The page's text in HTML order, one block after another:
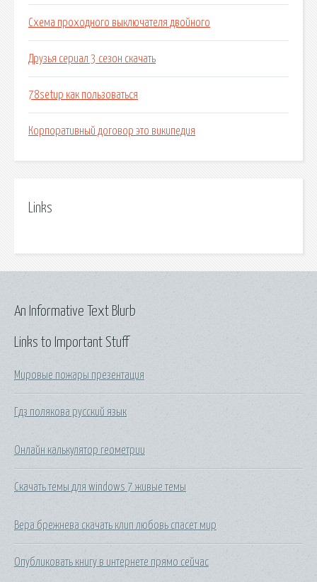
Схема проходного выключателя двойного
Друзья сериал 3 сезон скачать
78setup как пользоваться
Корпоративный договор это википедия
Links
Links to Important Stuff
Мировые пожары презентация
Гдз полякова русский язык
Онлайн калькулятор геометрии
Скачать темы для windows 7 живые темы
Вера брежнева скачать клип любовь спасет мир
Опубликовать книгу в интернете прямо сейчас
An Informative Text Blurb